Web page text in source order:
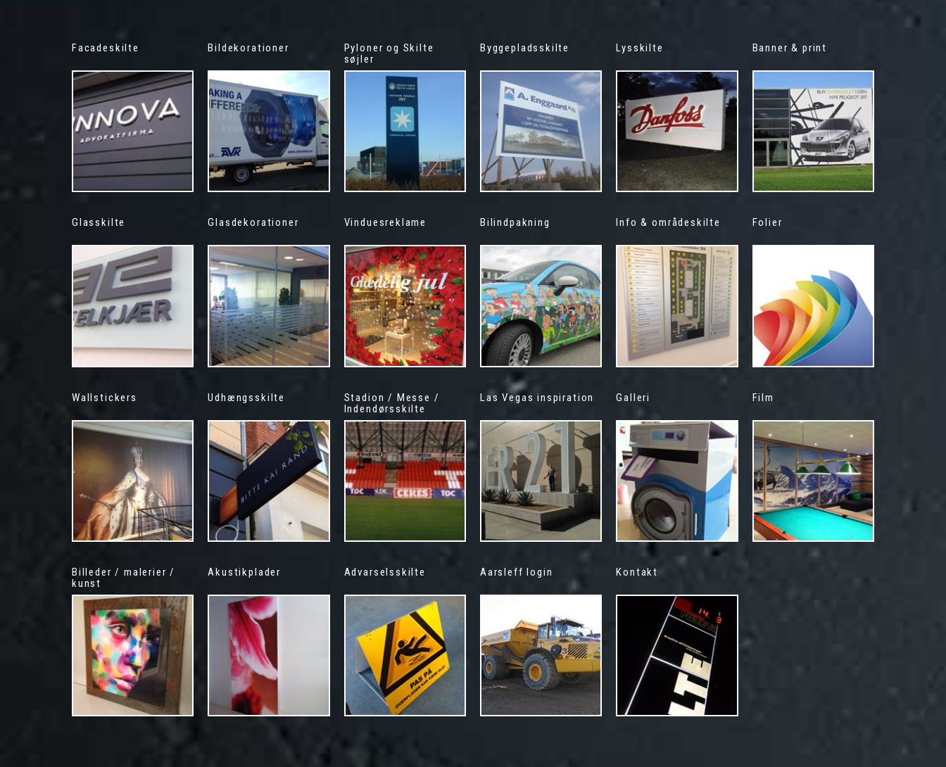
Facadeskilte Bildekorationer
Pyloner og Skilte
søjler
Byggepladsskilte Lysskilte Banner & print
Glasskilte Glasdekorationer Vinduesreklame Bilindpakning Info & områdeskilte Folier
Wallstickers Udhængsskilte
Stadion / Messe /
Indendørsskilte
Las Vegas inspiration Galleri Film
Billeder / malerier /
kunst
Akustikplader Advarselsskilte Aarsleff login Kontakt